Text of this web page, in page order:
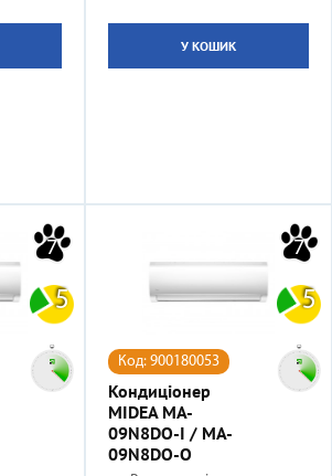
У КОШИК
7
5
7
5
Код: 900180053
Кондиціонер
MIDEA MA-
09N8DO-I / MA-
09N8DO-O